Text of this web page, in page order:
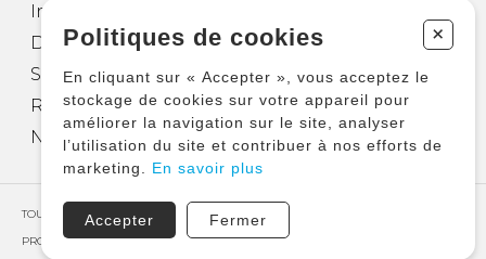
Installation de table
Déménager une table de billard
Salle de divertissement
Réparation et entretien
Nous joindre
TOUS DROITS RÉSERVÉS © COPYRIGHT 2026 – BILLARD ROBERT
PROPULSÉ PAR
Politiques de cookies +
En cliquant sur « Accepter », vous acceptez le
stockage de cookies sur votre appareil pour
améliorer la navigation sur le site, analyser
l’utilisation du site et contribuer à nos efforts de
marketing. En savoir plus
Accepter Fermer